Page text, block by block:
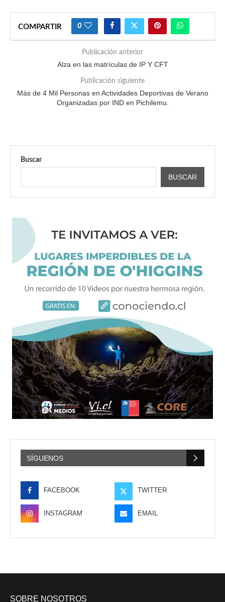
COMPARTIR 0
Publicación anterior
Alza en las matrículas de IP Y CFT
Publicación siguiente
Más de 4 Mil Personas en Actividades Deportivas de Verano
Organizadas por IND en Pichilemu.
Buscar
BUSCAR
SÍGUENOS
FACEBOOK TWITTER
INSTAGRAM EMAIL
SOBRE NOSOTROS